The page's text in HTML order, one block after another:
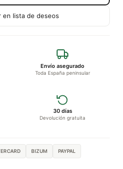
en lista de deseos
Envío asegurado
Toda España peninsular
30 días
Devolución gratuita
BIZUM PAYPAL